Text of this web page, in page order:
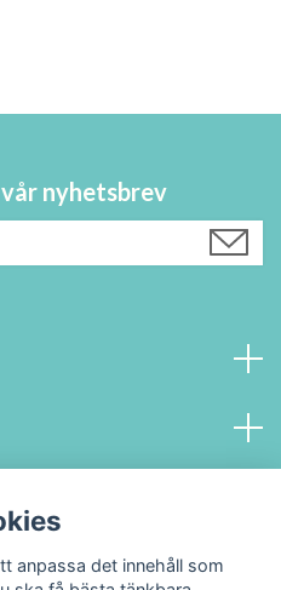
nyhetsbrev
anpassa det innehåll som